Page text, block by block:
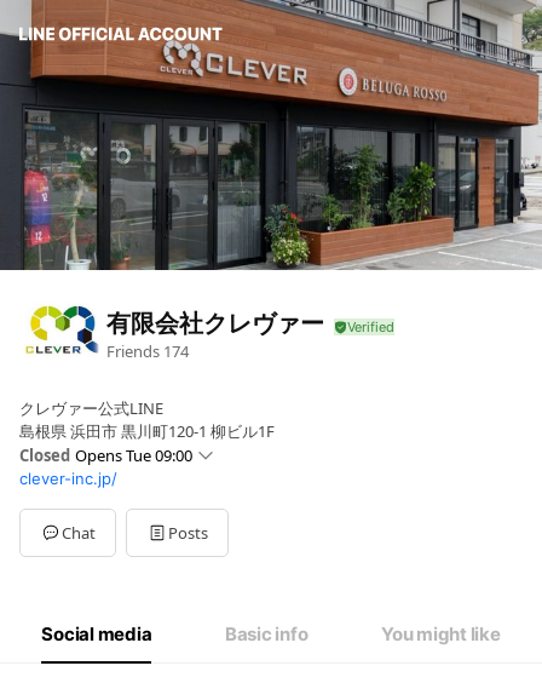
有限会社クレヴァー
Friends 174
クレヴァー公式LINE
島根県 浜田市 黒川町120-1 柳ビル1F
Closed Opens Tue 09:00
SunClosed
Mon09:00 - 17:30
Tue09:00 - 17:30
Wed09:00 - 17:30
Closed
clever-inc.jp/
Chat Posts
Social media Basic info You might like